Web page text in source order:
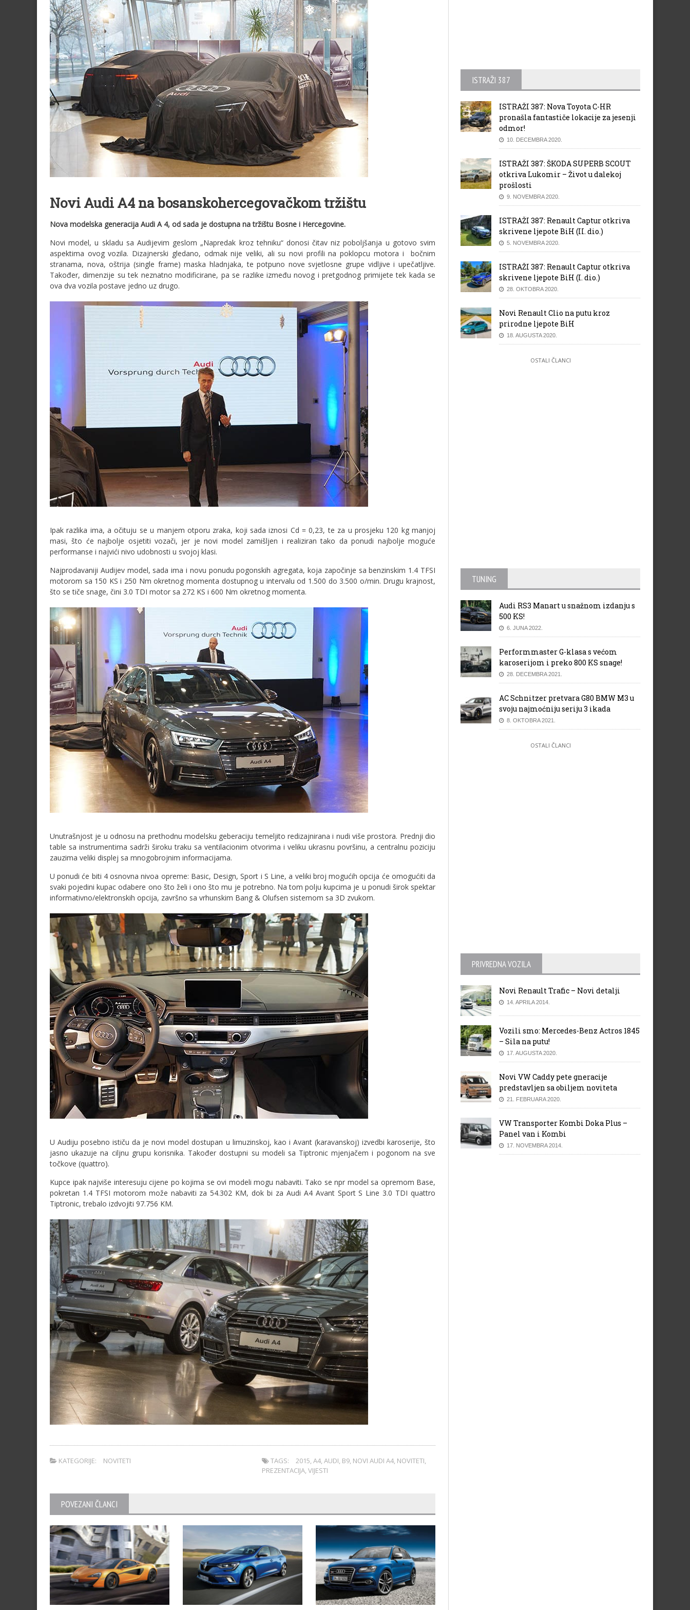
Novi Audi A4 na bosanskohercegovačkom tržištu
Nova modelska generacija Audi A 4, od sada je dostupna na tržištu Bosne i Hercegovine.
Novi model, u skladu sa Audijevim geslom „Napredak kroz tehniku“ donosi čitav niz poboljšanja u gotovo svim
aspektima ovog vozila. Dizajnerski gledano, odmak nije veliki, ali su novi profili na poklopcu motora i bočnim
stranama, nova, oštrija (single frame) maska hladnjaka, te potpuno nove svjetlosne grupe vidljive i upečatljive.
Također, dimenzije su tek neznatno modificirane, pa se razlike između novog i pretgodnog primijete tek kada se
ova dva vozila postave jedno uz drugo.
Ipak razlika ima, a očituju se u manjem otporu zraka, koji sada iznosi Cd = 0,23, te za u prosjeku 120 kg manjoj
masi, što će najbolje osjetiti vozači, jer je novi model zamišljen i realiziran tako da ponudi najbolje moguće
performanse i najvići nivo udobnosti u svojoj klasi.
Najprodavaniji Audijev model, sada ima i novu ponudu pogonskih agregata, koja započinje sa benzinskim 1.4 TFSI
motorom sa 150 KS i 250 Nm okretnog momenta dostupnog u intervalu od 1.500 do 3.500 o/min. Drugu krajnost,
što se tiče snage, čini 3.0 TDI motor sa 272 KS i 600 Nm okretnog momenta.
Unutrašnjost je u odnosu na prethodnu modelsku geberaciju temeljito redizajnirana i nudi više prostora. Prednji dio
table sa instrumentima sadrži široku traku sa ventilacionim otvorima i veliku ukrasnu površinu, a centralnu poziciju
zauzima veliki displej sa mnogobrojnim informacijama.
U ponudi će biti 4 osnovna nivoa opreme: Basic, Design, Sport i S Line, a veliki broj mogućih opcija će omogućiti da
svaki pojedini kupac odabere ono što želi i ono što mu je potrebno. Na tom polju kupcima je u ponudi širok spektar
informativno/elektronskih opcija, završno sa vrhunskim Bang & Olufsen sistemom sa 3D zvukom.
U Audiju posebno ističu da je novi model dostupan u limuzinskoj, kao i Avant (karavanskoj) izvedbi karoserije, što
jasno ukazuje na ciljnu grupu korisnika. Također dostupni su modeli sa Tiptronic mjenjačem i pogonom na sve
točkove (quattro).
Kupce ipak najviše interesuju cijene po kojima se ovi modeli mogu nabaviti. Tako se npr model sa opremom Base,
pokretan 1.4 TFSI motorom može nabaviti za 54.302 KM, dok bi za Audi A4 Avant Sport S Line 3.0 TDI quattro
Tiptronic, trebalo izdvojiti 97.756 KM.
KATEGORIJE: NOVITETI TAGS: 2015,A4,AUDI, B9, NOVI AUDI A4, NOVITETI,
PREZENTACIJA,VIJESTI
POVEZANI ČLANCI
ISTRAŽI 387
ISTRAŽI 387: Nova Toyota C-HR
pronašla fantastiče lokacije za jesenji
odmor!
10. DECEMBRA 2020.
ISTRAŽI 387: ŠKODA SUPERB SCOUT
otkriva Lukomir – Život u dalekoj
prošlosti
9. NOVEMBRA 2020.
ISTRAŽI 387: Renault Captur otkriva
skrivene ljepote BiH (II. dio.)
5. NOVEMBRA 2020.
ISTRAŽI 387: Renault Captur otkriva
skrivene ljepote BiH (I. dio.)
28. OKTOBRA 2020.
Novi Renault Clio na putu kroz
prirodne ljepote BiH
18. AUGUSTA 2020.
OSTALI ČLANCI
TUNING
Audi RS3 Manart u snažnom izdanju s
500 KS!
6. JUNA 2022.
Performmaster G-klasa s većom
karoserijom i preko 800 KS snage!
28. DECEMBRA 2021.
AC Schnitzer pretvara G80 BMW M3 u
svoju najmoćniju seriju 3 ikada
8. OKTOBRA 2021.
OSTALI ČLANCI
PRIVREDNA VOZILA
Novi Renault Trafic – Novi detalji
14. APRILA 2014.
Vozili smo: Mercedes-Benz Actros 1845
– Sila na putu!
17. AUGUSTA 2020.
Novi VW Caddy pete gneracije
predstavljen sa obiljem noviteta
21. FEBRUARA 2020.
VW Transporter Kombi Doka Plus –
Panel van i Kombi
17. NOVEMBRA 2014.